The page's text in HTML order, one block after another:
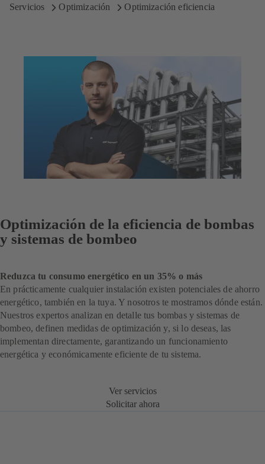
Servicios
Optimización Optimización eficiencia
Optimización de la eficiencia de bombas
y sistemas de bombeo
Reduzca tu consumo energético en un 35% o más
En prácticamente cualquier instalación existen potenciales de ahorro
energético, también en la tuya. Y nosotros te mostramos dónde están.
Nuestros expertos analizan en detalle tus bombas y sistemas de
bombeo, definen medidas de optimización y, si lo deseas, las
implementan directamente, garantizando un funcionamiento
energética y económicamente eficiente de tu sistema.
Ver servicios
Solicitar ahora